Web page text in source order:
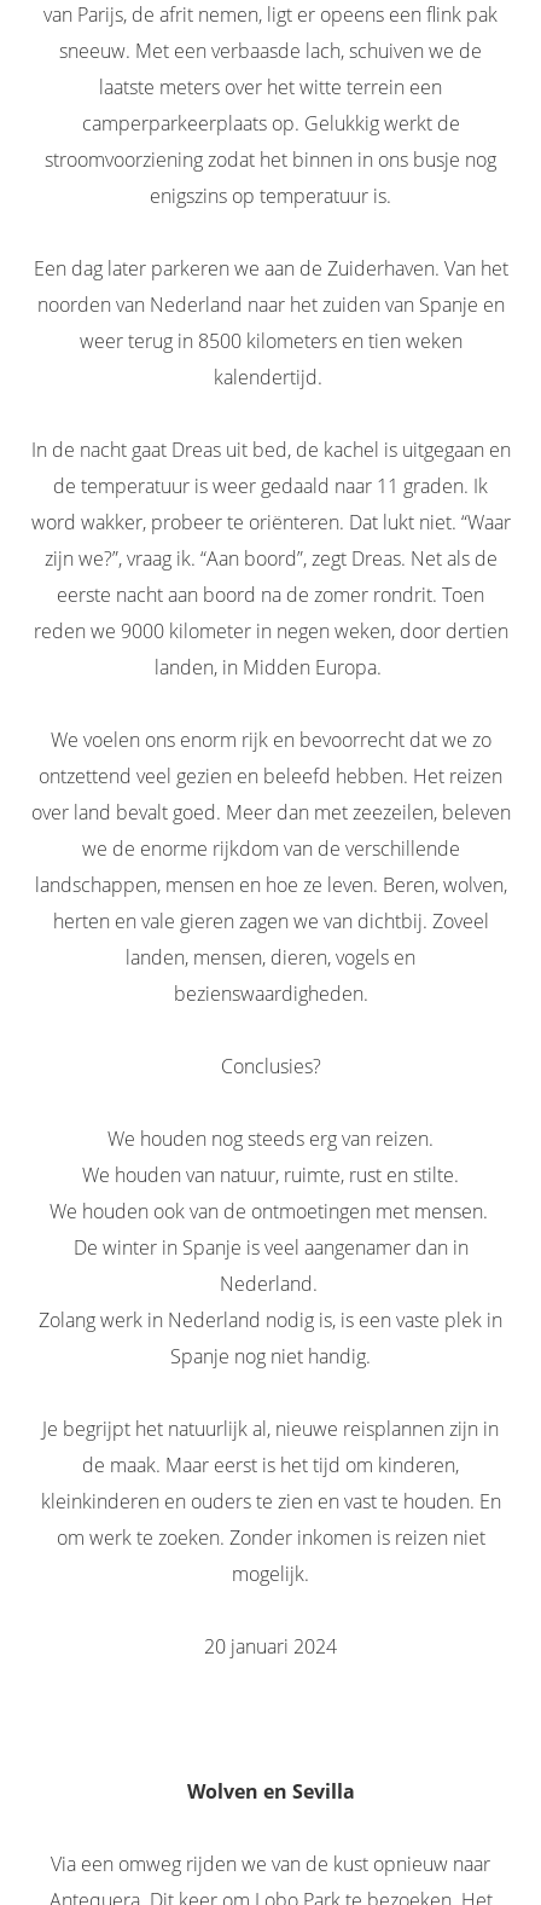
van Parijs, de afrit nemen, ligt er opeens een flink pak
sneeuw. Met een verbaasde lach, schuiven we de
laatste meters over het witte terrein een
camperparkeerplaats op. Gelukkig werkt de
stroomvoorziening zodat het binnen in ons busje nog
enigszins op temperatuur is.
Een dag later parkeren we aan de Zuiderhaven. Van het
noorden van Nederland naar het zuiden van Spanje en
weer terug in 8500 kilometers en tien weken
kalendertijd.
In de nacht gaat Dreas uit bed, de kachel is uitgegaan en
de temperatuur is weer gedaald naar 11 graden. Ik
word wakker, probeer te oriënteren. Dat lukt niet. “Waar
zijn we?”, vraag ik. “Aan boord”, zegt Dreas. Net als de
eerste nacht aan boord na de zomer rondrit. Toen
reden we 9000 kilometer in negen weken, door dertien
landen, in Midden Europa.
We voelen ons enorm rijk en bevoorrecht dat we zo
ontzettend veel gezien en beleefd hebben. Het reizen
over land bevalt goed. Meer dan met zeezeilen, beleven
we de enorme rijkdom van de verschillende
landschappen, mensen en hoe ze leven. Beren, wolven,
herten en vale gieren zagen we van dichtbij. Zoveel
landen, mensen, dieren, vogels en
bezienswaardigheden.
Conclusies?
We houden nog steeds erg van reizen.
We houden van natuur, ruimte, rust en stilte.
We houden ook van de ontmoetingen met mensen.
De winter in Spanje is veel aangenamer dan in
Nederland.
Zolang werk in Nederland nodig is, is een vaste plek in
Spanje nog niet handig.
Je begrijpt het natuurlijk al, nieuwe reisplannen zijn in
de maak. Maar eerst is het tijd om kinderen,
kleinkinderen en ouders te zien en vast te houden. En
om werk te zoeken. Zonder inkomen is reizen niet
mogelijk.
20 januari 2024
Wolven en Sevilla
Via een omweg rijden we van de kust opnieuw naar